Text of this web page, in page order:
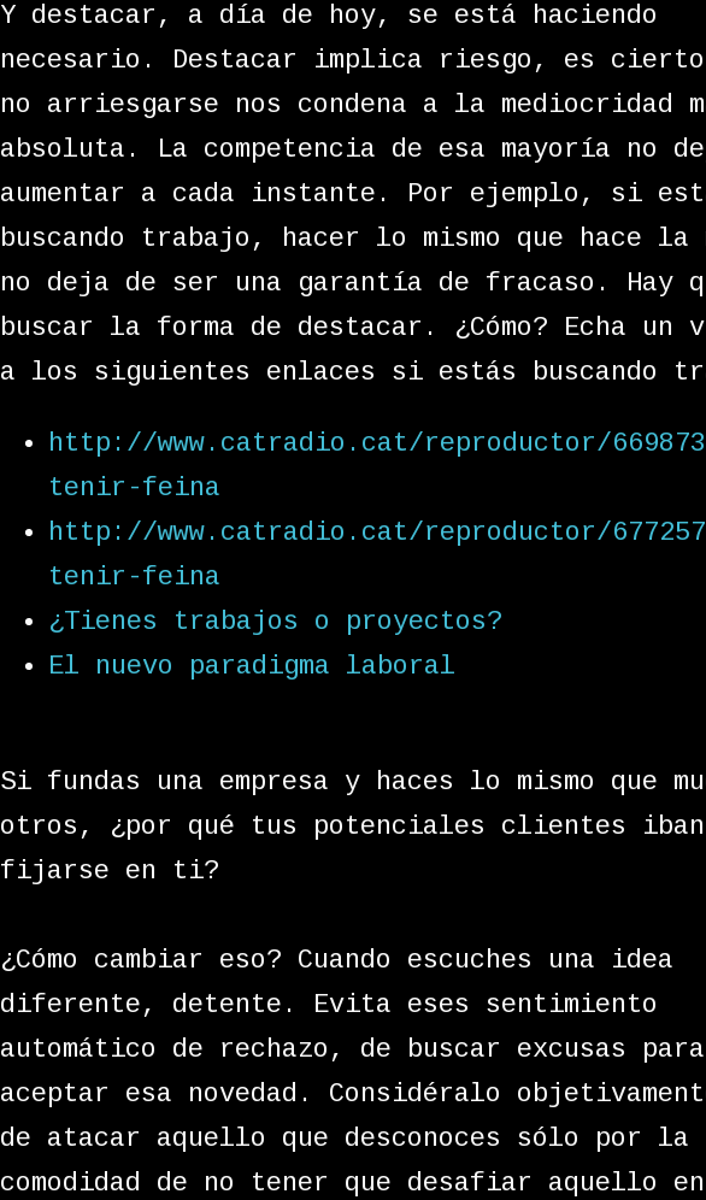
Y destacar, a día de hoy, se está haciendo
necesario. Destacar implica riesgo, es
no arriesgarse nos condena a la mediocridad
absoluta. La competencia de esa mayoría no
aumentar a cada instante. Por ejemplo, si
buscando trabajo, hacer lo mismo que hace la
no deja de ser una garantía de fracaso. Hay
buscar la forma de destacar. ¿Cómo? Echa un
a los siguientes enlaces si estás buscando
http://www.catradio.cat/reproductor/669873/
tenir-feina
http://www.catradio.cat/reproductor/677257/
tenir-feina
¿Tienes trabajos o proyectos?
El nuevo paradigma laboral
Si fundas una empresa y haces lo mismo que
otros, ¿por qué tus potenciales clientes
fijarse en ti?
¿Cómo cambiar eso? Cuando escuches una idea
diferente, detente. Evita eses sentimiento
automático de rechazo, de buscar excusas
aceptar esa novedad. Considéralo
de atacar aquello que desconoces sólo por la
comodidad de no tener que desafiar aquello